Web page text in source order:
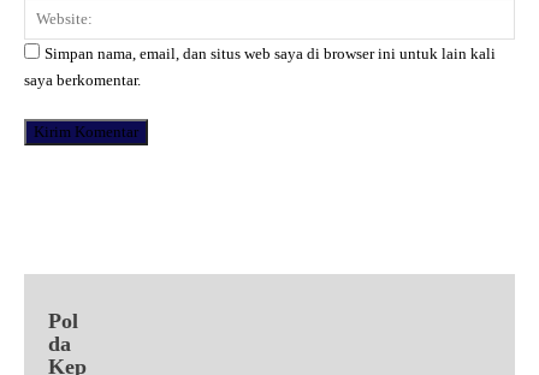
Simpan nama, email, dan situs web saya di browser ini untuk lain kali
saya berkomentar.
Pol
da
Kep